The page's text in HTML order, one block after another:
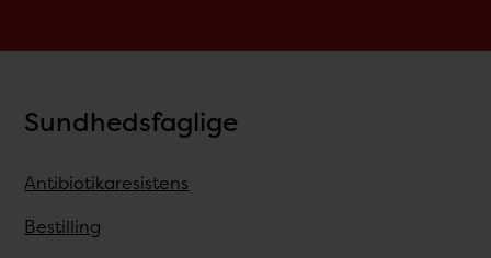
Sundhedsfaglige
Antibiotikaresistens
Bestilling